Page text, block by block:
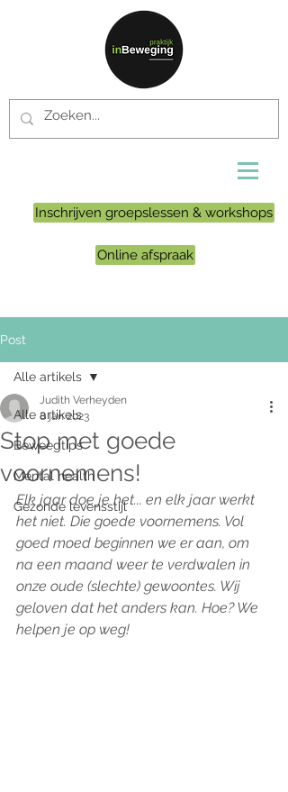
Inschrijven groepslessen & workshops
Online afspraak
Post
Alle artikels
Beweegtips
Mental health
Gezonde levensstijl
Alle artikels
Stop met goede
voornemens!
Judith Verheyden
8 jan 2023
Elk jaar doe je het... en elk jaar werkt
het niet. Die goede voornemens. Vol
goed moed beginnen we er aan, om
na een maand weer te verdwalen in
onze oude (slechte) gewoontes. Wij
geloven dat het anders kan. Hoe? We
helpen je op weg!